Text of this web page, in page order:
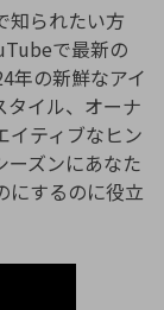
知られたい方
で最新の
年の新鮮なアイ
タイル、オーナ
イティブなヒン
ーズンにあなた
にするのに役立